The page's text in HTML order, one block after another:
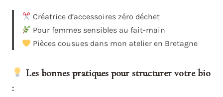
Créatrice d’accessoires zéro déchet
Pour femmes sensibles au fait-main
Pièces cousues dans mon atelier en Bretagne
Les bonnes pratiques pour structurer votre bio
: